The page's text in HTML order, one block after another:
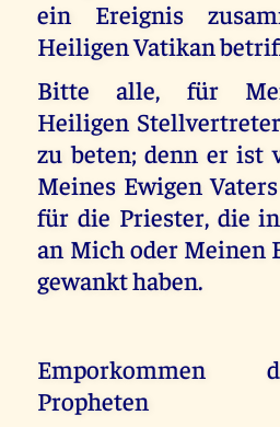
ein Ereignis
Heiligen Vatikan
Bitte alle, für
Heiligen
zu beten; denn er ist
Meines Ewigen
für die Priester, die
an Mich oder Meinen
gewankt haben.
Emporkommen
Propheten